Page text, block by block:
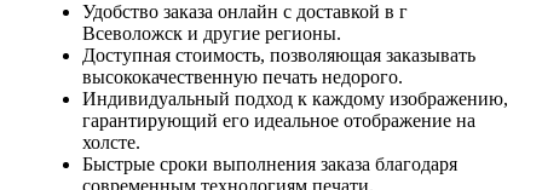
Удобство заказа онлайн с доставкой в г
Всеволожск и другие регионы.
Доступная стоимость, позволяющая заказывать
высококачественную печать недорого.
Индивидуальный подход к каждому изображению,
гарантирующий его идеальное отображение на
холсте.
Быстрые сроки выполнения заказа благодаря